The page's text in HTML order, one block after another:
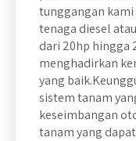
tunggangan
tenaga diesel
dari 20hp hingga
menghadirkan
yang
sistem tanam
keseimbangan
tanam yang